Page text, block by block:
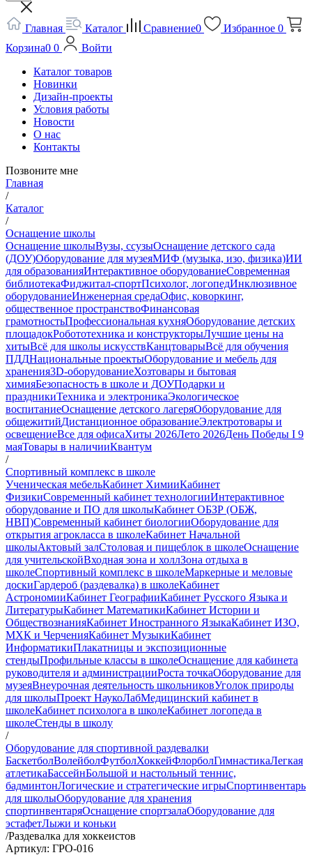
Главная Каталог Сравнение0 Избранное 0
Корзина0 0
Войти
Каталог товаров
Новинки
Дизайн-проекты
Условия работы
Новости
О нас
Контакты
Позвоните мне
Главная
/
Каталог
/
Оснащение школы
Оснащение школыВузы, ссузыОснащение детского сада
(ДОУ)Оборудование для музеяМИФ (музыка, изо, физика)ИИ
для образованияИнтерактивное оборудованиеСовременная
библиотекаФиджитал-спортПсихолог, логопедИнклюзивное
оборудованиеИнженерная средаОфис, коворкинг,
общественное пространствоФинансовая
грамотностьПрофессиональная кухняОборудование детских
площадокРобототехника и конструкторыЛучшие цены на
хитыВсё для школы искусствКанцтоварыВсё для обучения
ПДДНациональные проектыОборудование и мебель для
хранения3D-оборудованиеХозтовары и бытовая
химияБезопасность в школе и ДОУПодарки и
праздникиТехника и электроникаЭкологическое
воспитаниеОснащение детского лагеряОборудование для
общежитийДистанционное образованиеЭлектротовары и
освещениеВсе для офисаХиты 2026Лето 2026День Победы I 9
маяТовары в наличииКвантум
/
Спортивный комплекс в школе
Ученическая мебельКабинет ХимииКабинет
ФизикиСовременный кабинет технологииИнтерактивное
оборудование и ПО для школыКабинет ОБЗР (ОБЖ,
НВП)Современный кабинет биологииОборудование для
открытия агрокласса в школеКабинет Начальной
школыАктовый залСтоловая и пищеблок в школеОснащение
для учительскойВходная зона и холлЗона отдыха в
школеСпортивный комплекс в школеМаркерные и меловые
доскиГардероб (раздевалка) в школеКабинет
АстрономииКабинет ГеографииКабинет Русского Языка и
ЛитературыКабинет МатематикиКабинет Истории и
ОбществознанияКабинет Иностранного ЯзыкаКабинет ИЗО,
МХК и ЧерченияКабинет МузыкиКабинет
ИнформатикиПлакатницы и экспозиционные
стендыПрофильные классы в школеОснащение для кабинета
руководителя и администрацииРоста точкаОборудование для
музеяВнеурочная деятельность школьниковУголок природы
для школыПроект НаукоЛабМедицинский кабинет в
школеКабинет психолога в школеКабинет логопеда в
школеСтенды в школу
/
Оборудование для спортивной раздевалки
БаскетболВолейболФутболХоккейФлорболГимнастикаЛегкая
атлетикаБассейнБольшой и настольный теннис,
бадминтонЛогические и стратегические игрыСпортинвентарь
для школыОборудование для хранения
спортинвентаряОснащение спортзалаОборудование для
эстафетЛыжи и коньки
/Раздевалка для хоккеистов
Артикул: ГРО-016